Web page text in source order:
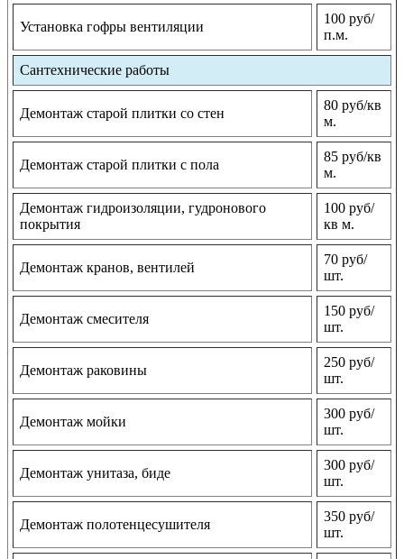
Установка гофры вентиляции
100 руб/
п.м.
Сантехнические работы
Демонтаж старой плитки со стен
80 руб/кв
м.
Демонтаж старой плитки с пола
85 руб/кв
м.
Демонтаж гидроизоляции, гудронового
покрытия
100 руб/
кв м.
Демонтаж кранов, вентилей
70 руб/
шт.
Демонтаж смесителя
150 руб/
шт.
Демонтаж раковины
250 руб/
шт.
Демонтаж мойки
300 руб/
шт.
Демонтаж унитаза, биде
300 руб/
шт.
Демонтаж полотенцесушителя
350 руб/
шт.